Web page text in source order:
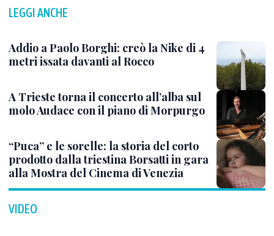
LEGGI ANCHE
Addio a Paolo Borghi: creò la Nike di 4
metri issata davanti al Rocco
A Trieste torna il concerto all’alba sul
molo Audace con il piano di Morpurgo
“Puca” e le sorelle: la storia del corto
prodotto dalla triestina Borsatti in gara
alla Mostra del Cinema di Venezia
VIDEO